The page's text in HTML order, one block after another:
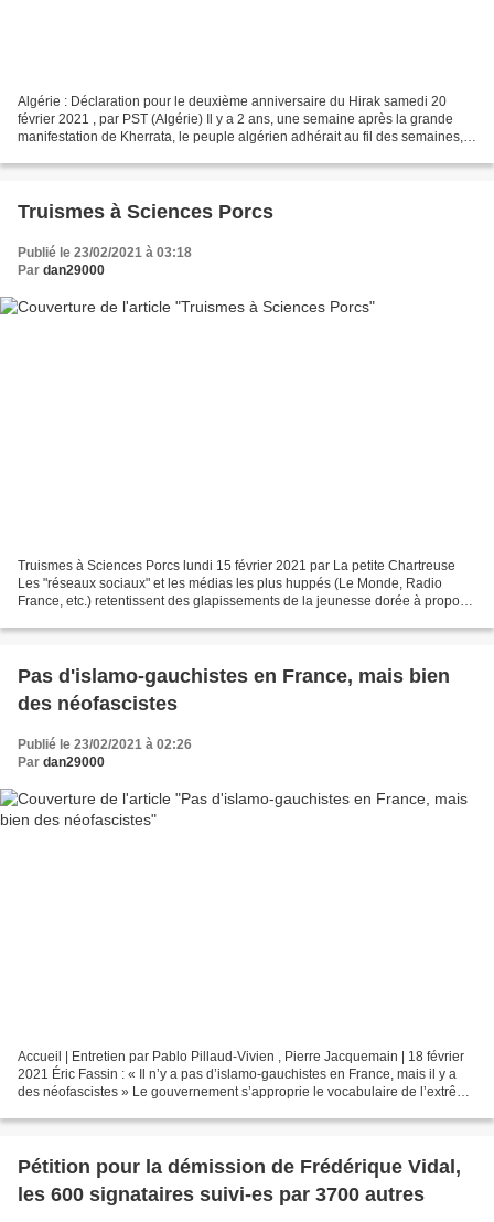
Algérie : Déclaration pour le deuxième anniversaire du Hirak samedi 20
février 2021 , par PST (Algérie) Il y a 2 ans, une semaine après la grande
manifestation de Kherrata, le peuple algérien adhérait au fil des semaines,
Truismes à Sciences Porcs
Publié le 23/02/2021 à 03:18
Par dan29000
Truismes à Sciences Porcs lundi 15 février 2021 par La petite Chartreuse
Les "réseaux sociaux" et les médias les plus huppés (Le Monde, Radio
France, etc.) retentissent des glapissements de la jeunesse dorée à propos
Pas d'islamo-gauchistes en France, mais bien
des néofascistes
Publié le 23/02/2021 à 02:26
Par dan29000
Accueil | Entretien par Pablo Pillaud-Vivien , Pierre Jacquemain | 18 février
2021 Éric Fassin : « Il n’y a pas d’islamo-gauchistes en France, mais il y a
des néofascistes » Le gouvernement s’approprie le vocabulaire de l’extrême
Pétition pour la démission de Frédérique Vidal,
les 600 signataires suivi-es par 3700 autres